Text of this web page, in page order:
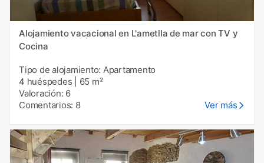
Alojamiento vacacional en L'ametlla de mar con TV y
Cocina
Tipo de alojamiento: Apartamento
4 huéspedes
65 m²
Valoración: 6
Comentarios: 8
Ver más